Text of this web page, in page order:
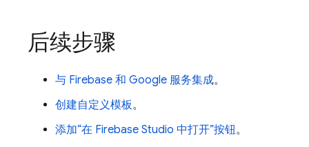
后续步骤
与 Firebase 和 Google 服务集成。
创建自定义模板。
添加“在 Firebase Studio 中打开”按钮。